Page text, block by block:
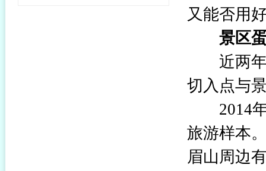
又能否用
景区蛋
近两年
切入点与
2014年9
旅游样本
眉山周边